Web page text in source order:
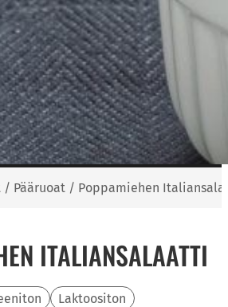
/ Pääruoat / Poppamiehen
ITALIANSALAATTI
Laktoositon